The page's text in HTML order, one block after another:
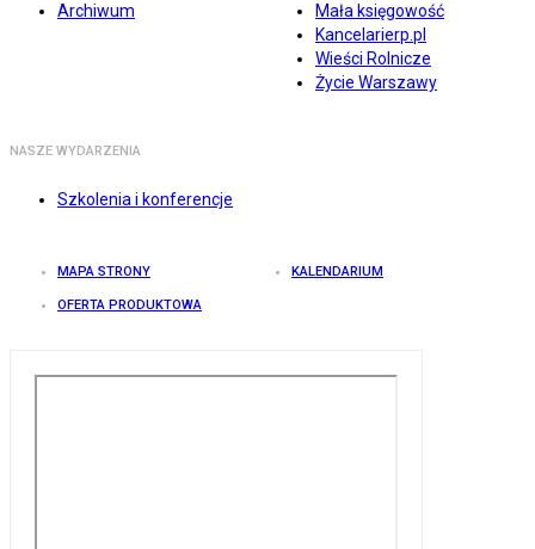
Archiwum
Mała księgowość
Kancelarierp.pl
Wieści Rolnicze
Życie Warszawy
NASZE WYDARZENIA
Szkolenia i konferencje
MAPA STRONY KALENDARIUM
OFERTA PRODUKTOWA